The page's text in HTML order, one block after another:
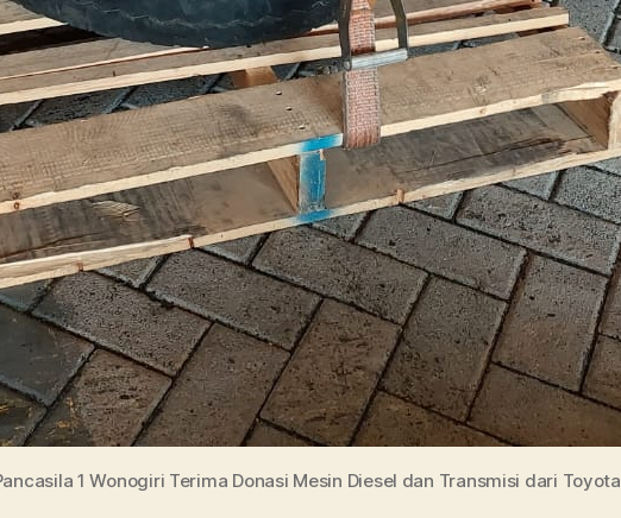
1 Wonogiri Terima Donasi Mesin Diesel dan Transmisi dari Toyota